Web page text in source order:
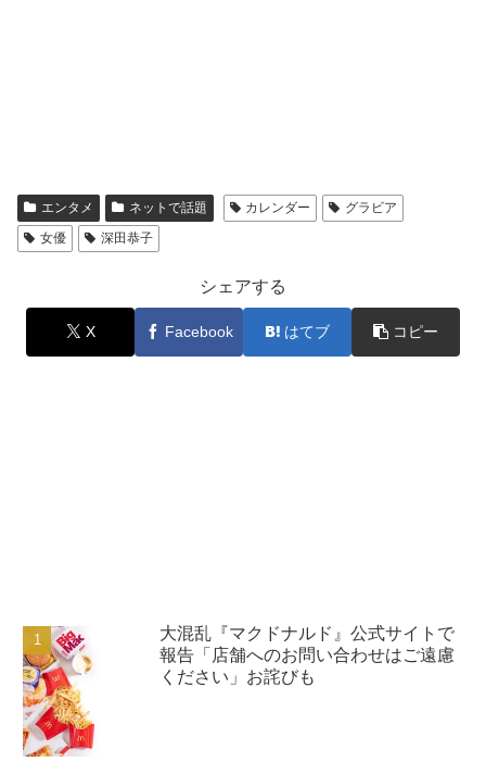
エンタメ ネットで話題 カレンダー
グラビア
女優
深田恭子
シェアする
X Facebook はてブ コピー
大混乱『マクドナルド』公式サイトで
報告「店舗へのお問い合わせはご遠慮
ください」お詫びも